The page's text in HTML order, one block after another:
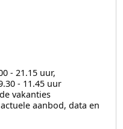
- 21.15 uur,
- 11.45 uur
vakanties
aanbod, data en